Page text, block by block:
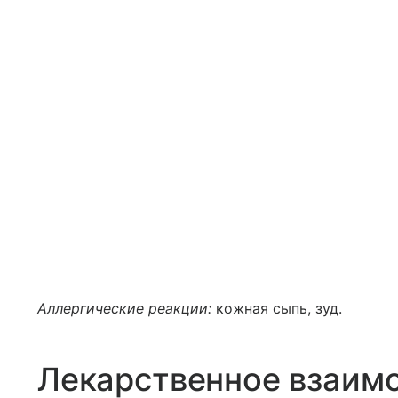
Аллергические реакции: кожная сыпь, зуд.
Лекарственное